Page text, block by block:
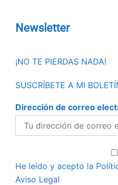
Newsletter
¡NO TE PIERDAS NADA!
SUSCRÍBETE A MI
Dirección de correo
He leído y acepto la
Aviso Legal